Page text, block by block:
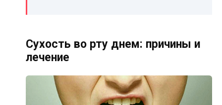
Сухость во рту днем: причины и
лечение